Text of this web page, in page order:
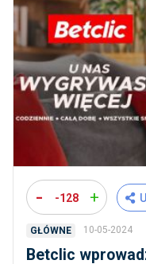
- -128 +
GŁÓWNE 10-05-2024
Betclic